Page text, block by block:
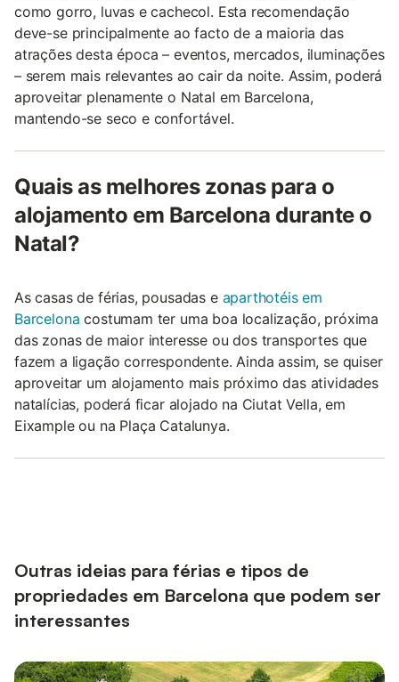
como gorro, luvas e cachecol. Esta recomendação
deve-se principalmente ao facto de a maioria das
atrações desta época – eventos, mercados, iluminações
– serem mais relevantes ao cair da noite. Assim, poderá
aproveitar plenamente o Natal em Barcelona,
mantendo-se seco e confortável.
Quais as melhores zonas para o
alojamento em Barcelona durante o
Natal?
As casas de férias, pousadas e aparthotéis em
Barcelona costumam ter uma boa localização, próxima
das zonas de maior interesse ou dos transportes que
fazem a ligação correspondente. Ainda assim, se quiser
aproveitar um alojamento mais próximo das atividades
natalícias, poderá ficar alojado na Ciutat Vella, em
Eixample ou na Plaça Catalunya.
Outras ideias para férias e tipos de
propriedades em Barcelona que podem ser
interessantes